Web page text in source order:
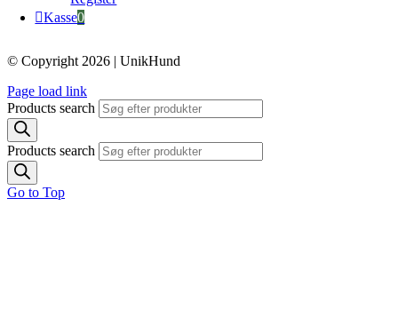
Kasse0
© Copyright 2026 | UnikHund
Page load link
Products search
Products search
Go to Top